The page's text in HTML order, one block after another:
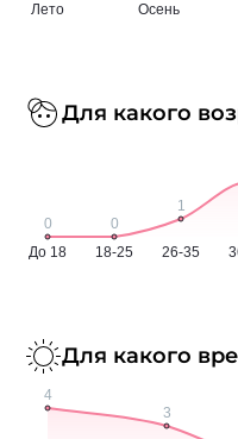
Для какого
Для какого